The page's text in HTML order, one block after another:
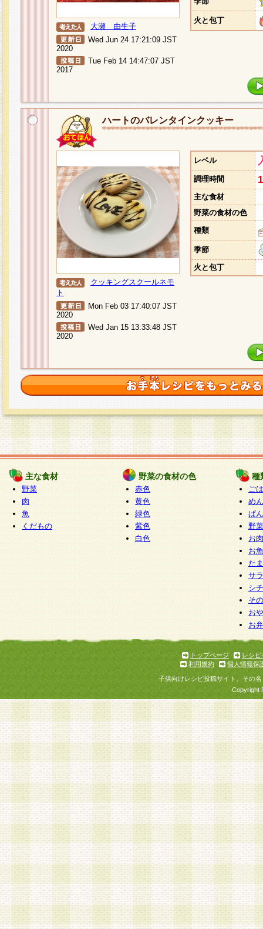
大瀬 由生子
Wed Jun 24 17:21:09 JST
2020
Tue Feb 14 14:47:07 JST
2017
火と包丁
ハートのバレンタインクッキー
クッキングスクールネモ
ト
Mon Feb 03 17:40:07 JST
2020
Wed Jan 15 13:33:48 JST
2020
レベル
調理時間
主な食材
野菜の食材の色
種類
季節
火と包丁
主な食材
野菜
肉
魚
くだもの
野菜の食材の色
赤色
黄色
緑色
紫色
白色
種
ご
めん
ぱん
野
お
お
た
サ
シ
そ
お
お
トップページ
レシピ
利用規約
個人情報保
子供向けレシピ投稿サイト、その
Copyright